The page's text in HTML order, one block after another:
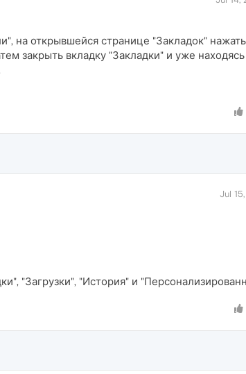
на открывшейся странице "Закладок"
закрыть вкладку "Закладки" и уже
Jul
"Загрузки", "История" и